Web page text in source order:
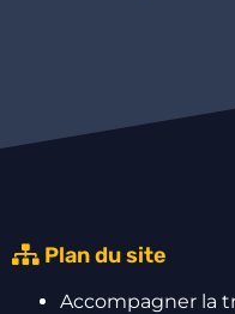
Plan du site
Accompagner la